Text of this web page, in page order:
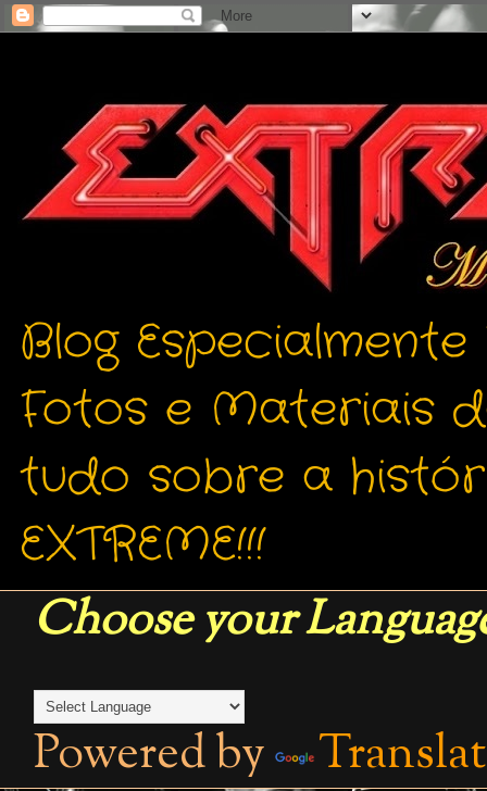
Blog
Fotos e Materiais
tudo sobre a
EXTREME!!!
Choose your
Powered by